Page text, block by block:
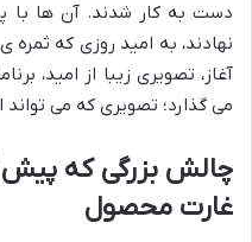
دست به کار شدند. آن ها با
نهادند، به امید روزی که
آغاز، تصویری زیبا از امید،
می گذارد؛ تصویری که می تواند
چالش بزرگی که
غارت محصول